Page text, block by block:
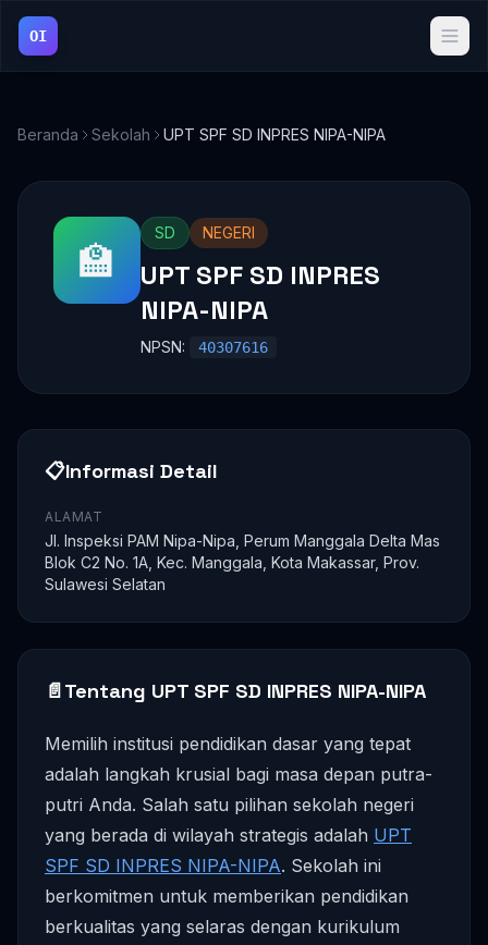
OI
Beranda Sekolah UPT SPF SD INPRES NIPA-NIPA
🏫
SD NEGERI
UPT SPF SD INPRES
NIPA-NIPA
NPSN: 40307616
📋Informasi Detail
ALAMAT
Jl. Inspeksi PAM Nipa-Nipa, Perum Manggala Delta Mas
Blok C2 No. 1A, Kec. Manggala, Kota Makassar, Prov.
Sulawesi Selatan
📄Tentang UPT SPF SD INPRES NIPA-NIPA
Memilih institusi pendidikan dasar yang tepat
adalah langkah krusial bagi masa depan putra-
putri Anda. Salah satu pilihan sekolah negeri
yang berada di wilayah strategis adalah UPT
SPF SD INPRES NIPA-NIPA. Sekolah ini
berkomitmen untuk memberikan pendidikan
berkualitas yang selaras dengan kurikulum